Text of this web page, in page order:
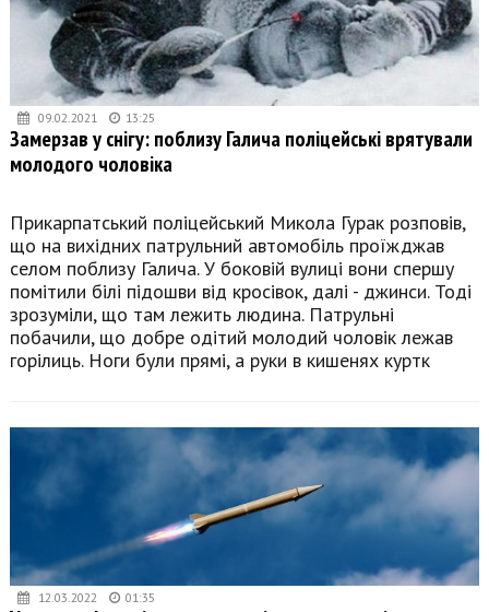
09.02.2021 13:25
Замерзав у снігу: поблизу Галича поліцейські врятували
молодого чоловіка
Прикарпатський поліцейський Микола Гурак розповів,
що на вихідних патрульний автомобіль проїжджав
селом поблизу Галича. У боковій вулиці вони спершу
помітили білі підошви від кросівок, далі - джинси. Тоді
зрозуміли, що там лежить людина. Патрульні
побачили, що добре одітий молодий чоловік лежав
горілиць. Ноги були прямі, а руки в кишенях куртк
12.03.2022 01:35